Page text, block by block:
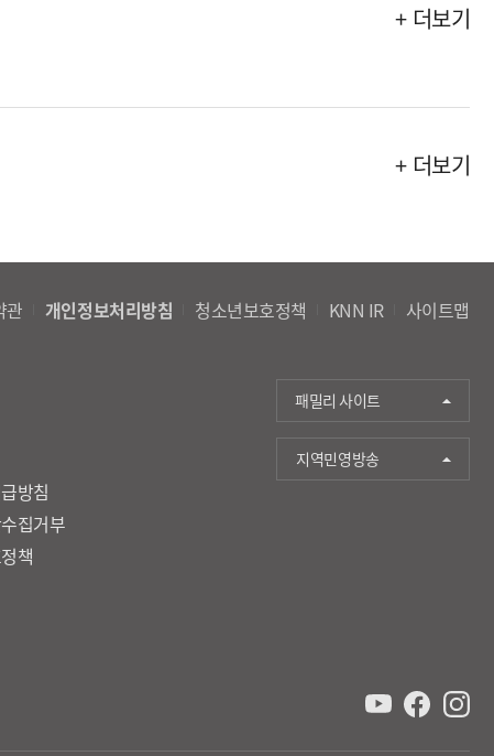
+ 더보기
+ 더보기
관 개인정보처리방침 청소년보호정책 KNN IR 사이트맵
방침
집거부
책
패밀리 사이트
지역민영방송